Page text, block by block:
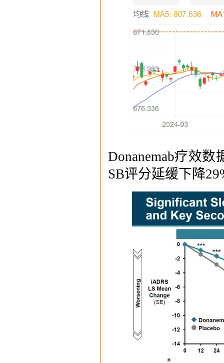
Donanemab疗效
SB评分延缓下降